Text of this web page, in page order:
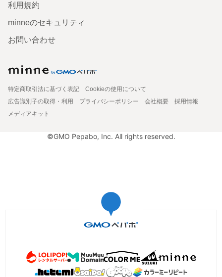
利用規約
minneのセキュリティ
お問い合わせ
特定商取引法に基づく表記
Cookieの使用について
広告識別子の取得・利用
プライバシーポリシー 会社概要
採用情報
メディアキット
©GMO Pepabo, Inc. All rights reserved.